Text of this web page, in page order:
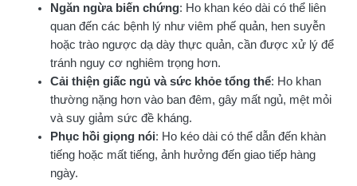
Ngăn ngừa biến chứng: Ho khan kéo dài có thể liên
quan đến các bệnh lý như viêm phế quản, hen suyễn
hoặc trào ngược dạ dày thực quản, cần được xử lý để
tránh nguy cơ nghiêm trọng hơn.
Cải thiện giấc ngủ và sức khỏe tổng thể: Ho khan
thường nặng hơn vào ban đêm, gây mất ngủ, mệt mỏi
và suy giảm sức đề kháng.
Phục hồi giọng nói: Ho kéo dài có thể dẫn đến khàn
tiếng hoặc mất tiếng, ảnh hưởng đến giao tiếp hàng
ngày.